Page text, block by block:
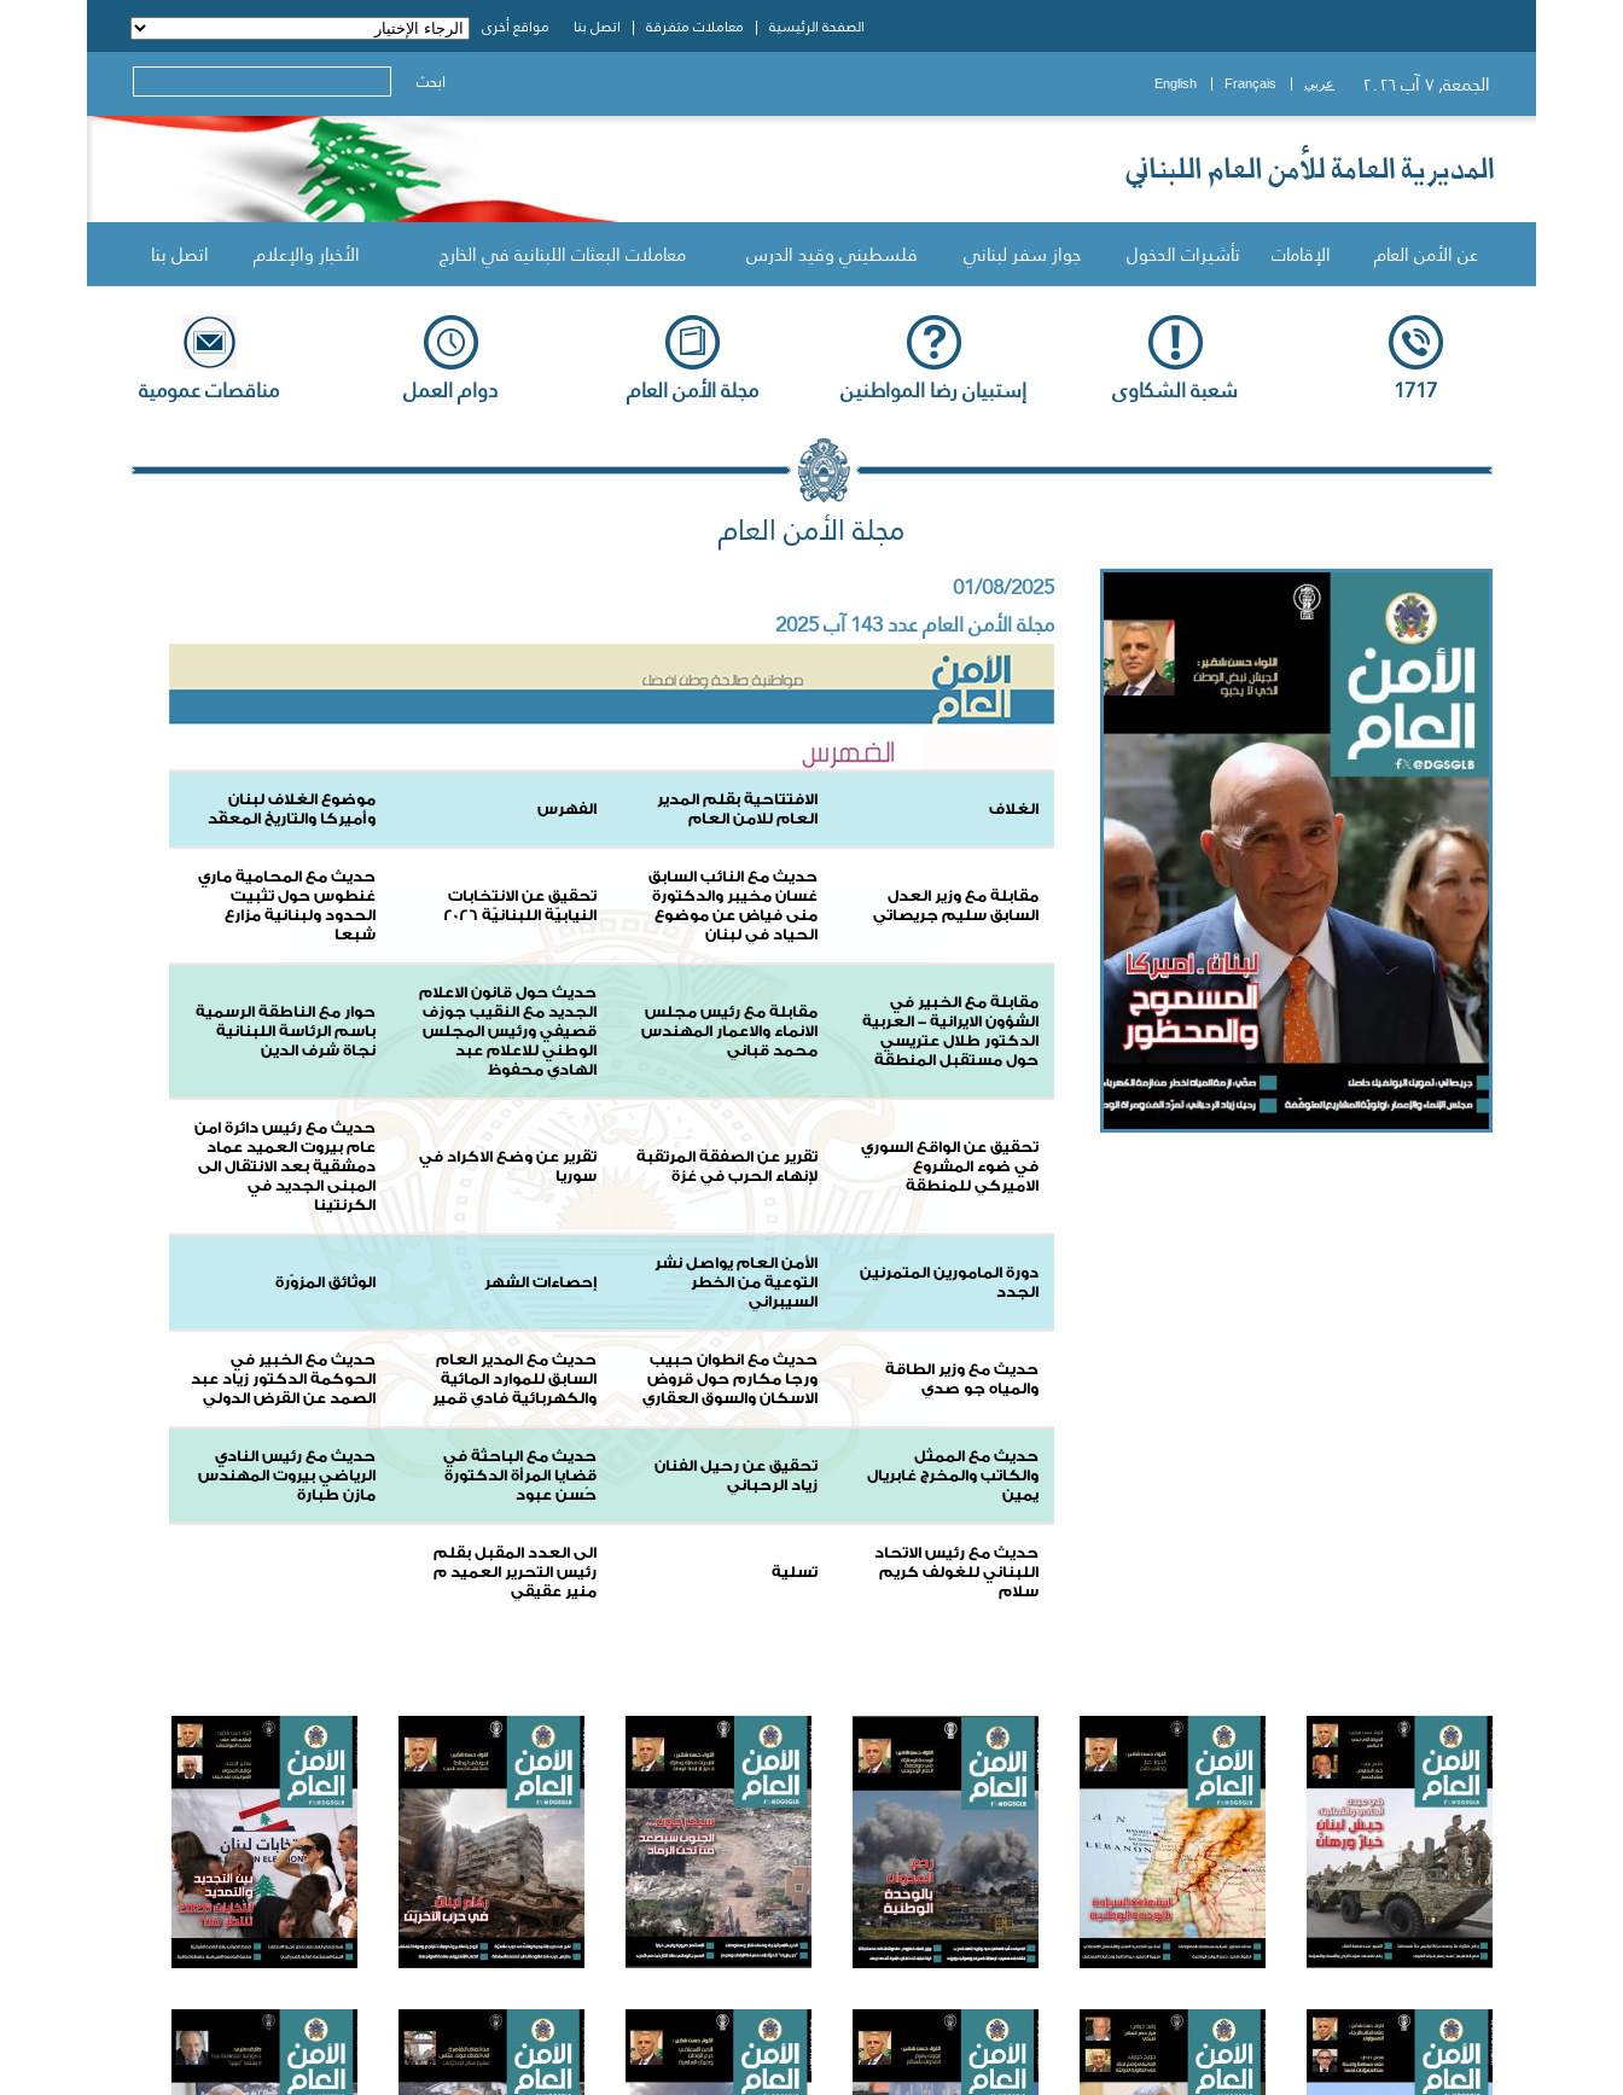
الصفحة الرئيسية معاملات متفرقة اتصل بنا مواقع أخرى
الجمعة, ٧ آب ٢٠٢٦ عربي Français
English ابحث
عن الأمن العام الإقامات تأشيرات الدخول جواز سفر لبناني فلسطيني وقيد الدرس معاملات البعثات اللبنانية في الخارج الأخبار والإعلام اتصل بنا
1717 شعبة الشكاوى إستبيان رضا المواطنين مجلة الأمن العام دوام العمل مناقصات عمومية
مجلة الأمن العام
01/08/2025
مجلة الأمن العام عدد 143 آب 2025
الغلاف
الافتتاحية بقلم المدير
العام للامن العام
الفهرس
موضوع الغلاف لبنان
وأميركا والتاريخ المعقّد
مقابلة مع وزير العدل
السابق سليم جريصاتي
حديث مع النائب السابق
غسان مخيبر والدكتورة
منى فياض عن موضوع
الحياد في لبنان
تحقيق عن الانتخابات
النيابيّة اللبنانيّة 2026
حديث مع المحامية ماري
غنطوس حول تثبيت
الحدود ولبنانية مزارع
شبعا
مقابلة مع الخبير في
الشؤون الايرانية - العربية
الدكتور طلال عتريسي
حول مستقبل المنطقة
مقابلة مع رئيس مجلس
الانماء والاعمار المهندس
محمد قباني
حديث حول قانون الاعلام
الجديد مع النقيب جوزف
قصيفي ورئيس المجلس
الوطني للاعلام عبد
الهادي محفوظ
حوار مع الناطقة الرسمية
باسم الرئاسة اللبنانية
نجاة شرف الدين
تحقيق عن الواقع السوري
في ضوء المشروع
الاميركي للمنطقة
تقرير عن الصفقة المرتقبة
لإنهاء الحرب في غزة
تقرير عن وضع الاكراد في
سوريا
حديث مع رئيس دائرة امن
عام بيروت العميد عماد
دمشقية بعد الانتقال الى
المبنى الجديد في
الكرنتينا
دورة المامورين المتمرنين
الجدد
الأمن العام يواصل نشر
التوعية من الخطر
السيبراني
إحصاءات الشهر الوثائق المزوّرة
حديث مع وزير الطاقة
والمياه جو صدي
حديث مع انطوان حبيب
ورجا مكارم حول قروض
الاسكان والسوق العقاري
حديث مع المدير العام
السابق للموارد المائية
والكهربائية فادي قمير
حديث مع الخبير في
الحوكمة الدكتور زياد عبد
الصمد عن القرض الدولي
حديث مع الممثل
والكاتب والمخرج غابريال
يمين
تحقيق عن رحيل الفنان
زياد الرحباني
حديث مع الباحثة في
قضايا المرأة الدكتورة
حُسن عبود
حديث مع رئيس النادي
الرياضي بيروت المهندس
مازن طبارة
حديث مع رئيس الاتحاد
اللبناني للغولف كريم
سلام
تسلية
الى العدد المقبل بقلم
رئيس التحرير العميد م
منير عقيقي